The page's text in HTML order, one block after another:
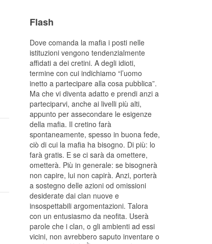
Flash
Dove comanda la mafia i posti nelle
istituzioni vengono tendenzialmente
affidati a dei cretini. A degli idioti,
termine con cui indichiamo “l’uomo
inetto a partecipare alla cosa pubblica”.
Ma che vi diventa adatto e prendi anzi a
parteciparvi, anche ai livelli più alti,
appunto per assecondare le esigenze
della mafia. Il cretino farà
spontaneamente, spesso in buona fede,
ciò di cui la mafia ha bisogno. Di più: lo
farà gratis. E se ci sarà da omettere,
ometterà. Più in generale: se bisognerà
non capire, lui non capirà. Anzi, porterà
a sostegno delle azioni od omissioni
desiderate dai clan nuove e
insospettabili argomentazioni. Talora
con un entusiasmo da neofita. Userà
parole che i clan, o gli ambienti ad essi
vicini, non avrebbero saputo inventare o